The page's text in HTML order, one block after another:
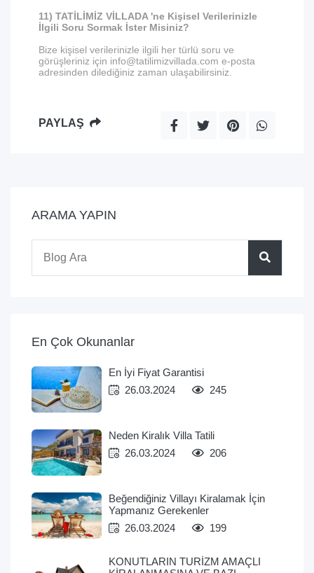
11) TATİLİMİZ VİLLADA 'ne Kişisel Verilerinizle
İlgili Soru Sormak İster Misiniz?
Bize kişisel verilerinizle ilgili her türlü soru ve
görüşleriniz için info@tatilimizvillada.com e-posta
adresinden dilediğiniz zaman ulaşabilirsiniz.
PAYLAŞ
ARAMA YAPIN
En Çok Okunanlar
En İyi Fiyat Garantisi
26.03.2024
245
Neden Kiralık Villa Tatili
26.03.2024
206
Beğendiğiniz Villayı Kiralamak İçin
Yapmanız Gerekenler
26.03.2024
199
KONUTLARIN TURİZM AMAÇLI